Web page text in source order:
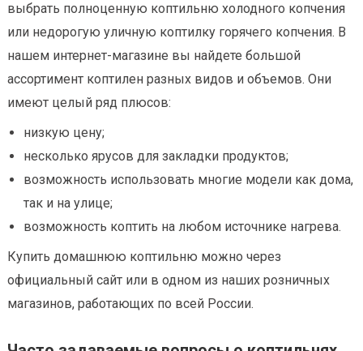
выбрать полноценную коптильню холодного копчения
или недорогую уличную коптилку горячего копчения. В
нашем интернет-магазине вы найдете большой
ассортимент коптилен разных видов и объемов. Они
имеют целый ряд плюсов:
низкую цену;
несколько ярусов для закладки продуктов;
возможность использовать многие модели как дома,
так и на улице;
возможность коптить на любом источнике нагрева.
Купить домашнюю коптильню можно через
официальный сайт или в одном из наших розничных
магазинов, работающих по всей России.